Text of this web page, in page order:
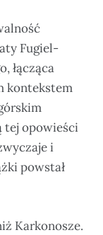
Fugiel-
łącząca
kontekstem
tej opowieści
i
powstał
Karkonosze.